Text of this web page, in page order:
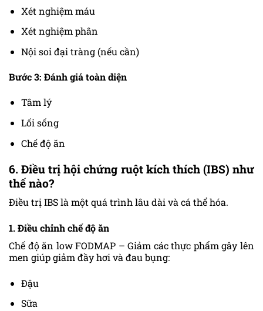
Xét nghiệm máu
Xét nghiệm phân
Nội soi đại tràng (nếu cần)
Bước 3: Đánh giá toàn diện
Tâm lý
Lối sống
Chế độ ăn
6. Điều trị hội chứng ruột kích thích (IBS) như
thế nào?
Điều trị IBS là một quá trình lâu dài và cá thể hóa.
1. Điều chỉnh chế độ ăn
Chế độ ăn low FODMAP – Giảm các thực phẩm gây lên
men giúp giảm đầy hơi và đau bụng:
Đậu
Sữa